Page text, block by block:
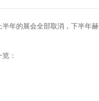
的展会全部取消，下半年赫
：